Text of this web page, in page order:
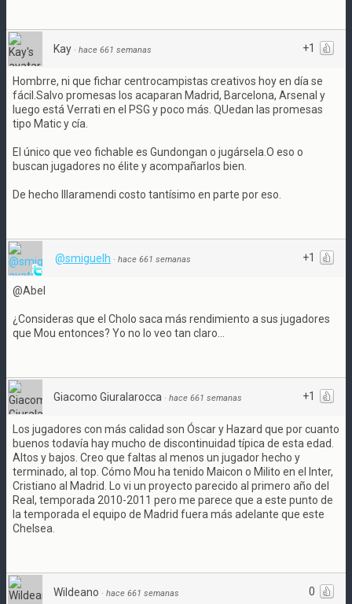
+1
Kay · hace 661 semanas
Hombrre, ni que fichar centrocampistas creativos hoy en día se
fácil.Salvo promesas los acaparan Madrid, Barcelona, Arsenal y
luego está Verrati en el PSG y poco más. QUedan las promesas
tipo Matic y cía.
El único que veo fichable es Gundongan o jugársela.O eso o
buscan jugadores no élite y acompañarlos bien.
De hecho Illaramendi costo tantísimo en parte por eso.
+1
@smiguelh · hace 661 semanas
@Abel
¿Consideras que el Cholo saca más rendimiento a sus jugadores
que Mou entonces? Yo no lo veo tan claro...
+1
Giacomo Giuralarocca · hace 661 semanas
Los jugadores con más calidad son Óscar y Hazard que por cuanto
buenos todavía hay mucho de discontinuidad típica de esta edad.
Altos y bajos. Creo que faltas al menos un jugador hecho y
terminado, al top. Cómo Mou ha tenido Maicon o Milito en el Inter,
Cristiano al Madrid. Lo vi un proyecto parecido al primero año del
Real, temporada 2010-2011 pero me parece que a este punto de
la temporada el equipo de Madrid fuera más adelante que este
Chelsea.
0
Wildeano · hace 661 semanas